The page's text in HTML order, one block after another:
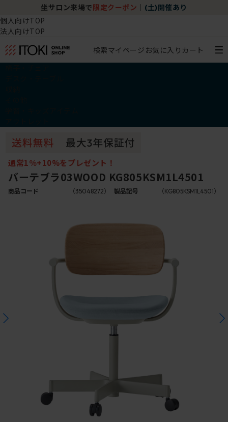
坐サロン来場で 限定クーポン (土)開催あり
個人向けTOP
法人向けTOP
検索マイページ お気に入り カート
通常1％+10%をプレゼント！
バーテブラ03WOOD KG805KSM1L4501
商品コード （35048272） 製品記号 （KG805KSM1L4501）